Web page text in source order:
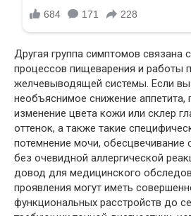
Другая группа симптомов связана
процессов пищеварения и работы
желчевыводящей системы. Если вы
необъяснимое снижение аппетита,
изменение цвета кожи или склер
оттенок, а также такие
потемнение мочи, обесцвечивание
без очевидной аллергической
довод для медицинского
проявления могут иметь
функциональных расстройств до